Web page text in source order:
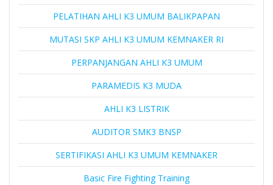
PELATIHAN AHLI K3 UMUM BALIKPAPAN
MUTASI SKP AHLI K3 UMUM KEMNAKER RI
PERPANJANGAN AHLI K3 UMUM
PARAMEDIS K3 MUDA
AHLI K3 LISTRIK
AUDITOR SMK3 BNSP
SERTIFIKASI AHLI K3 UMUM KEMNAKER
Basic Fire Fighting Training